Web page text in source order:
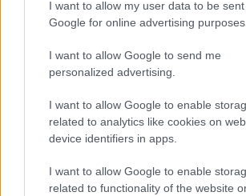
I want to allow my user data to be
Google for online advertising purposes.
I want to allow Google to send me
personalized advertising.
I want to allow Google to enable
related to analytics like cookies on
device identifiers in apps.
I want to allow Google to enable
related to functionality of the website
motorerőben továbbra sem számít
közé. A csapat belsőégésű
Mercedesés a Red Bull mögé
jelenlegi becslések szerint pedig a
csomag még mindig négy-hat